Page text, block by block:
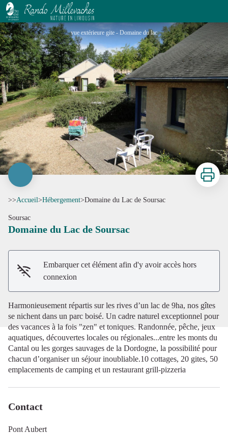
Domaine du Lac de Soursac
vue extérieure gite - Domaine du lac
Imprimer
>>Accueil>Hébergement>Domaine du Lac de Soursac
Soursac
Domaine du Lac de Soursac
Embarquer cet élément afin d'y avoir accès hors
connexion
Harmonieusement répartis sur les rives d’un lac de 9ha, nos gîtes
se nichent dans un parc boisé. Un cadre naturel exceptionnel pour
des vacances à la fois "zen" et toniques. Randonnée, pêche, jeux
aquatiques, découvertes locales ou régionales...entre les monts du
Cantal ou les gorges sauvages de la Dordogne, la possibilité pour
chacun d’organiser un séjour inoubliable.10 cottages, 20 gites, 50
emplacements de camping et un restaurant grill-pizzeria
Contact
Pont Aubert